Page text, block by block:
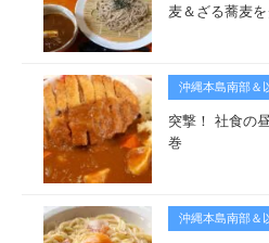
麦＆ざる蕎麦
沖縄本島南部＆
突撃！ 社食の
巻
沖縄本島南部＆